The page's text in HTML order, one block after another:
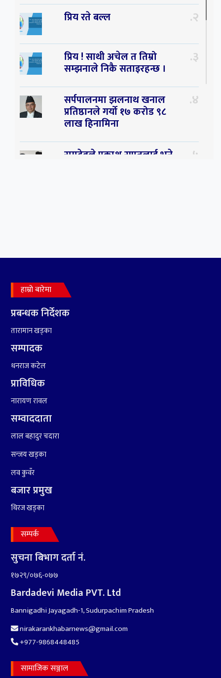
प्रिय रते बल्ल २
प्रिय ! साथी अचेल त तिम्रो
सम्झनाले निकै सताइरहन्छ ।
३
सर्पपालनमा झलनाथ खनाल
प्रतिष्ठानले गर्यो १७ करोड ९८
लाख हिनामिना
४
रामदेवले प्रकाश सपुतलाई भने ५
७
हामी पनि त उडाउछौ ।
हाम्रो बारेमा
प्रबन्धक निर्देशक
तारामान खड्का
सम्पादक
धनराज कटेल
प्राविधिक
नारायण रावल
सम्वाददाता
लाल बहादुर चदारा
सन्जय खड्का
लव कुवँर
बजार प्रमुख
धिरज खड्का
सम्पर्क
सुचना बिभाग दर्ता नं.
१७२९/०७६-०७७
Bardadevi Media PVT. Ltd
Bannigadhi Jayagadh-1, Sudurpachim Pradesh
nirakarankhabarnews@gmail.com
+977-9868448485
सामाजिक सञ्जाल